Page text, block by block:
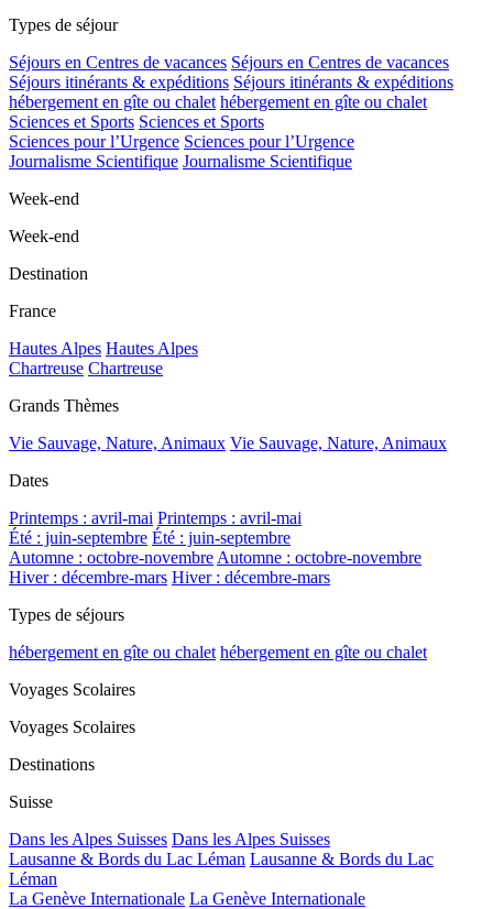
Types de séjour
Séjours en Centres de vacances Séjours en Centres de vacances
Séjours itinérants & expéditions Séjours itinérants & expéditions
hébergement en gîte ou chalet hébergement en gîte ou chalet
Sciences et Sports Sciences et Sports
Sciences pour l’Urgence Sciences pour l’Urgence
Journalisme Scientifique Journalisme Scientifique
Week-end
Week-end
Destination
France
Hautes Alpes Hautes Alpes
Chartreuse Chartreuse
Grands Thèmes
Vie Sauvage, Nature, Animaux Vie Sauvage, Nature, Animaux
Dates
Printemps : avril-mai Printemps : avril-mai
Été : juin-septembre Été : juin-septembre
Automne : octobre-novembre Automne : octobre-novembre
Hiver : décembre-mars Hiver : décembre-mars
Types de séjours
hébergement en gîte ou chalet hébergement en gîte ou chalet
Voyages Scolaires
Voyages Scolaires
Destinations
Suisse
Dans les Alpes Suisses Dans les Alpes Suisses
Lausanne & Bords du Lac Léman Lausanne & Bords du Lac
Léman
La Genève Internationale La Genève Internationale